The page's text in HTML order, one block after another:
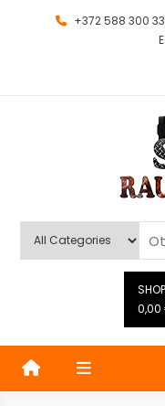
+372 588 300 33
Saue
0,00